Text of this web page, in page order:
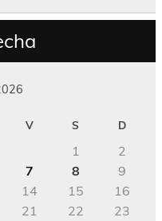
V S D
1
2
7 8
9
14 15
16
21 22
23